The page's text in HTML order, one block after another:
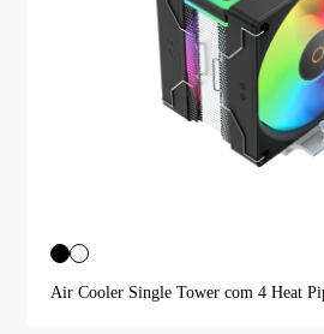
Air Cooler Single Tower com 4 Heat